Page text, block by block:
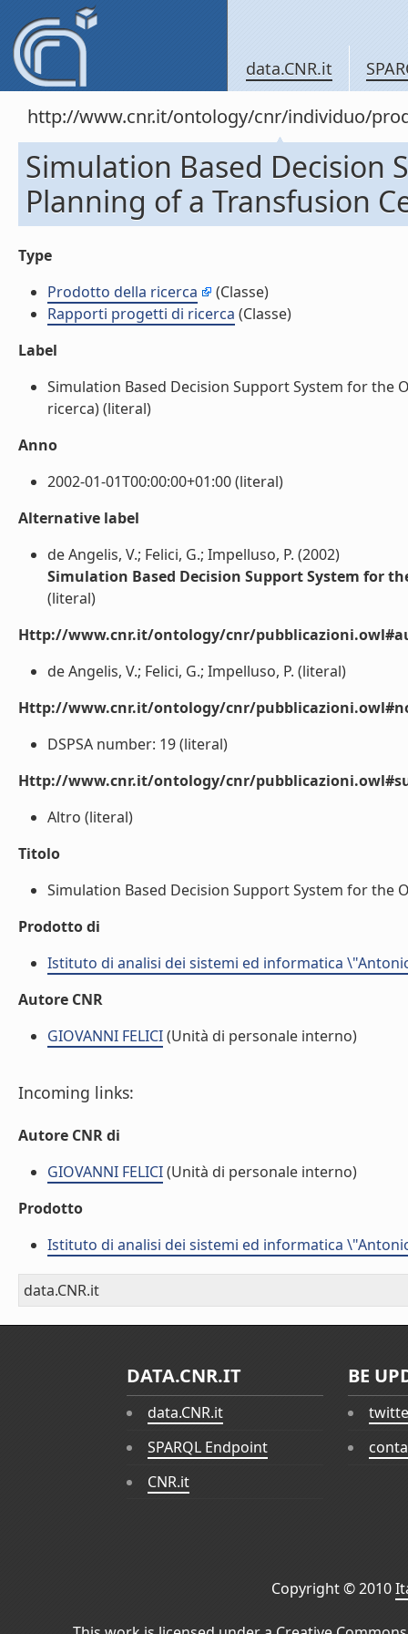
data.CNR.it
http://www.cnr.it/ontology/cnr/individuo/
Simulation Based Decision
Planning of a Transfusion
Type
Prodotto della ricerca
(Classe)
Rapporti progetti di ricerca (Classe)
Label
Simulation Based Decision Support System for
ricerca) (literal)
Anno
2002-01-01T00:00:00+01:00 (literal)
Alternative label
de Angelis, V.; Felici, G.; Impelluso, P. (2002)
Simulation Based Decision Support System for
(literal)
Http://www.cnr.it/ontology/cnr/
de Angelis, V.; Felici, G.; Impelluso, P. (literal)
Http://www.cnr.it/ontology/cnr/
DSPSA number: 19 (literal)
Http://www.cnr.it/ontology/cnr/
Altro (literal)
Titolo
Simulation Based Decision Support System for the
Prodotto di
Istituto di analisi dei sistemi ed informatica
Autore CNR
GIOVANNI FELICI(Unità di personale interno)
Incoming links:
Autore CNR di
GIOVANNI FELICI(Unità di personale interno)
Prodotto
Istituto di analisi dei sistemi ed informatica
data.CNR.it
DATA.CNR.IT
data.CNR.it
SPARQL Endpoint
CNR.it
BE
Copyright © 2010